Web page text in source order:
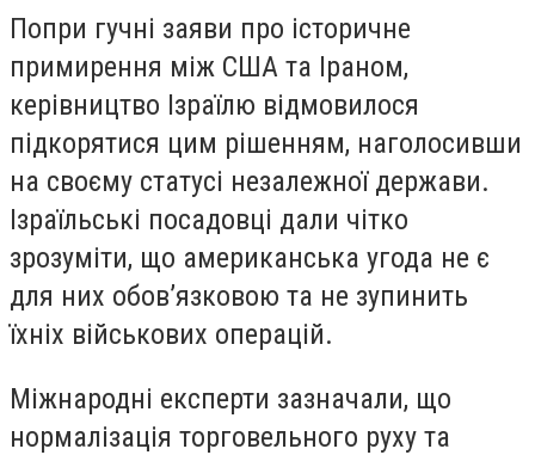
Попри гучні заяви про історичне
примирення між США та Іраном,
керівництво Ізраїлю відмовилося
підкорятися цим рішенням, наголосивши
на своєму статусі незалежної держави.
Ізраїльські посадовці дали чітко
зрозуміти, що американська угода не є
для них обов’язковою та не зупинить
їхніх військових операцій.
Міжнародні експерти зазначали, що
нормалізація торговельного руху та